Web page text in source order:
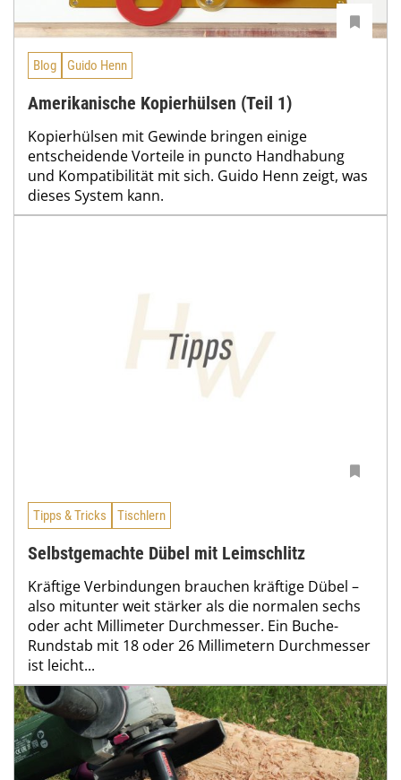
Blog Guido Henn
Amerikanische Kopierhülsen (Teil 1)
Kopierhülsen mit Gewinde bringen einige
entscheidende Vorteile in puncto Handhabung
und Kompatibilität mit sich. Guido Henn zeigt, was
dieses System kann.
Tipps & Tricks Tischlern
Selbstgemachte Dübel mit Leimschlitz
Kräftige Verbindungen brauchen kräftige Dübel –
also mitunter weit stärker als die normalen sechs
oder acht Millimeter Durchmesser. Ein Buche-
Rundstab mit 18 oder 26 Millimetern Durchmesser
ist leicht...